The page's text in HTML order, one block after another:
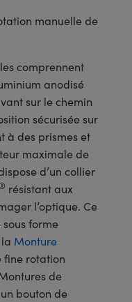
manuelle de
comprennent
anodisé
sur le chemin
sécurisée sur
à des prismes et
maximale de
d’un collier
résistant aux
l’optique. Ce
forme
Monture
fine rotation
de
bouton de